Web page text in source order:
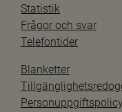
Statistik
Frågor och svar
Telefontider
Blanketter
Personuppgiftspolicy